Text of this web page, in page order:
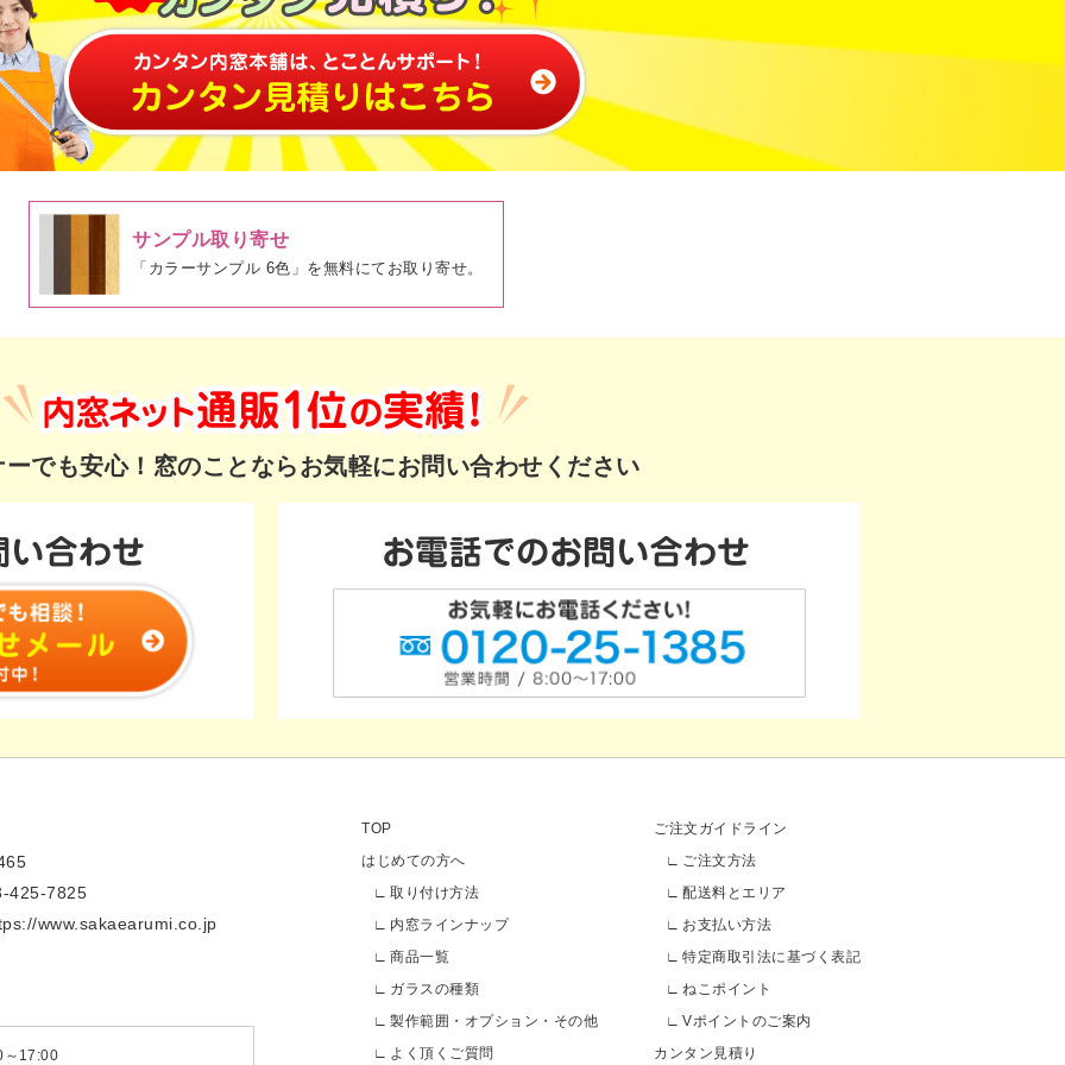
サンプル取り寄せ
「カラーサンプル 6色」を無料にてお取り寄せ。
でも安心！ 窓のことならお気軽にお問い合わせください
425-7825
www.sakaearumi.co.jp
～17:00
TOP
はじめての方へ
取り付け方法
内窓ラインナップ
商品一覧
ガラスの種類
製作範囲・オプション・その他
よく頂くご質問
ご注文ガイドライン
ご注文方法
配送料とエリア
お支払い方法
特定商取引法に基づく表記
ねこポイント
Vポイントのご案内
カンタン見積り